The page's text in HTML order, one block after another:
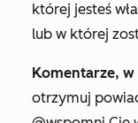
której jesteś
lub w której
Komentarze,
otrzymuj